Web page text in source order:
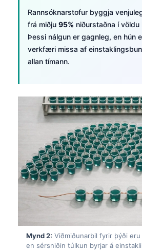
Rannsóknarstofur byggja
frá miðju 95% niðurstaðna í
Þessi nálgun er gagnleg, en hún
verkfæri missa af
allan tímann.
Mynd 2: Viðmiðunarbil fyrir þýði
en sérsniðin túlkun byrjar á